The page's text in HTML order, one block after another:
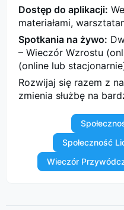
Dostęp do aplikacji:
materiałami,
Spotkania na żywo:
– Wieczór Wzrostu
(online lub
Rozwijaj się razem z
zmienia służbę na
Społeczność
Wieczór